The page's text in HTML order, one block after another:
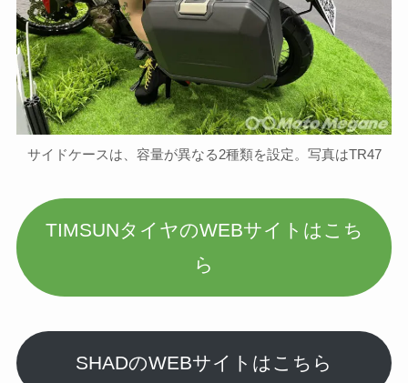
サイドケースは、容量が異なる2種類を設定。写真はTR47
TIMSUNタイヤのWEBサイトはこち
ら
SHADのWEBサイトはこちら